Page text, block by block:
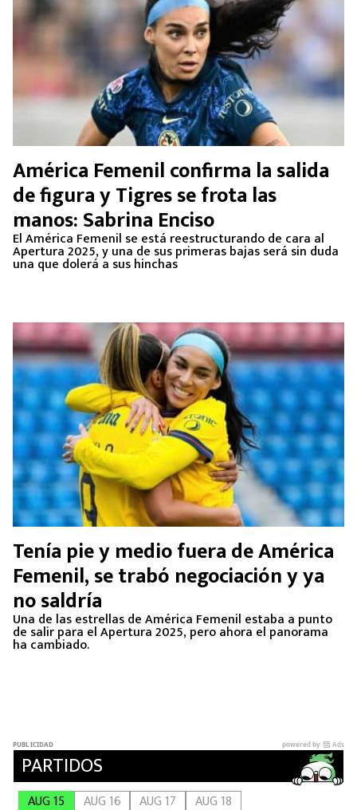
América Femenil confirma la salida
de figura y Tigres se frota las
manos: Sabrina Enciso
El América Femenil se está reestructurando de cara al
Apertura 2025, y una de sus primeras bajas será sin duda
una que dolerá a sus hinchas
Tenía pie y medio fuera de América
Femenil, se trabó negociación y ya
no saldría
Una de las estrellas de América Femenil estaba a punto
de salir para el Apertura 2025, pero ahora el panorama
ha cambiado.